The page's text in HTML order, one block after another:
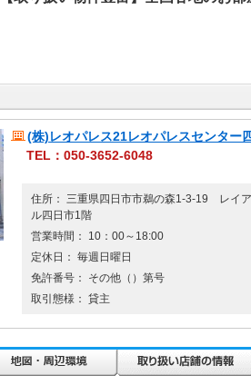
(株)レオパレス21レオパレスセンター
TEL：050-3652-6048
住所： 三重県四日市市鵜の森1-3-19 レイ
ル四日市1階
営業時間： 10：00～18:00
定休日： 毎週日曜日
免許番号： その他（）第号
取引態様： 貸主